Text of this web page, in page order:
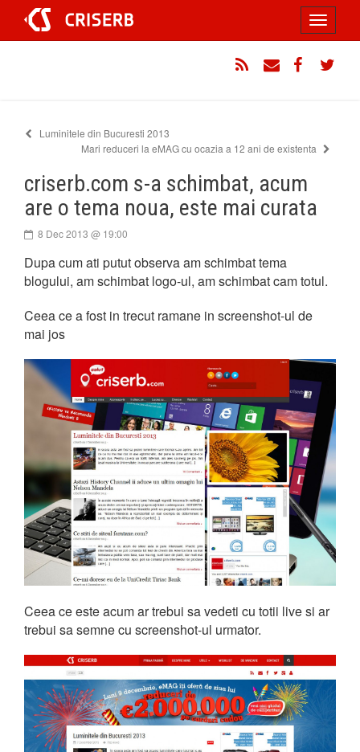
conținut
Toggle
Luminitele din Bucuresti 2013
Mari reduceri la eMAG cu ocazia a 12 ani de existenta
criserb.com s-a schimbat, acum
are o tema noua, este mai curata
8 Dec 2013 @ 19:00
Dupa cum ati putut observa am schimbat tema
blogului, am schimbat logo-ul, am schimbat cam totul.
Ceea ce a fost in trecut ramane in screenshot-ul de
mai jos
Ceea ce este acum ar trebui sa vedeti cu totii live si ar
trebui sa semne cu screenshot-ul urmator.